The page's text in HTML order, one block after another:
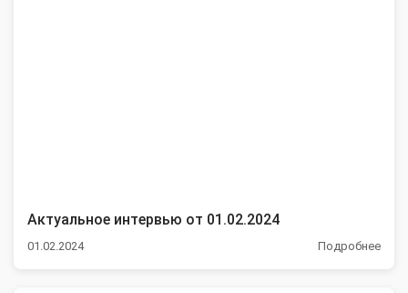
Актуальное интервью от 01.02.2024
01.02.2024 Подробнее